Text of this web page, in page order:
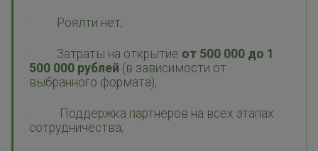
· Роялти нет;
· Затраты на открытие от 500 000 до 1
500 000 рублей (в зависимости от
выбранного формата);
· Поддержка партнеров на всех этапах
сотрудничества;